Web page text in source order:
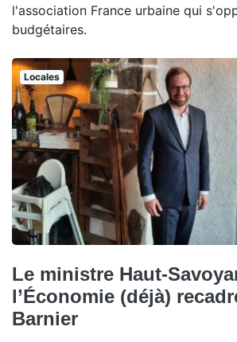
l'association France urbaine qui
budgétaires.
Locales
Le ministre Haut-
l’Économie (déjà)
Barnier